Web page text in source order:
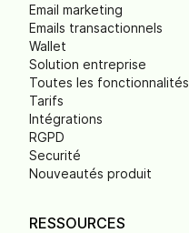
Email marketing
Emails transactionnels
Wallet
Solution entreprise
Toutes les fonctionnalités
Tarifs
Intégrations
RGPD
Securité
Nouveautés produit
RESSOURCES